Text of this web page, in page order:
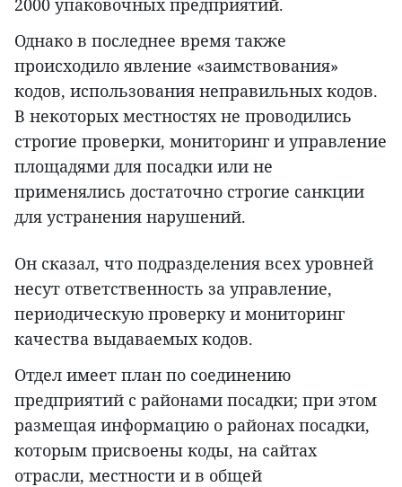
2000 упаковочных предприятий.
Однако в последнее время также
происходило явление «заимствования»
кодов, использования неправильных кодов.
В некоторых местностях не проводились
строгие проверки, мониторинг и управление
площадями для посадки или не
применялись достаточно строгие санкции
для устранения нарушений.
Он сказал, что подразделения всех уровней
несут ответственность за управление,
периодическую проверку и мониторинг
качества выдаваемых кодов.
Отдел имеет план по соединению
предприятий с районами посадки; при этом
размещая информацию о районах посадки,
которым присвоены коды, на сайтах
отрасли, местности и в общей